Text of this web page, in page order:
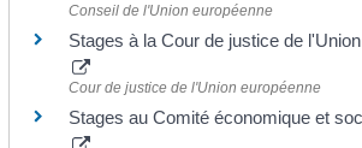
Conseil de l'Union européenne
Stages à la Cour de justice de
Cour de justice de l'Union européenne
Stages au Comité économique et